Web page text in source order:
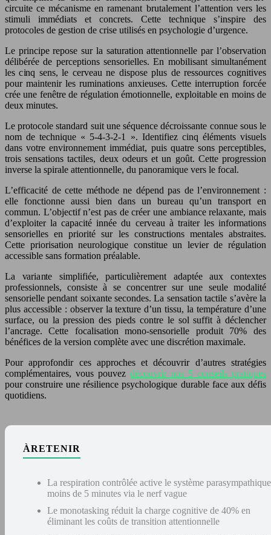
circuite ce mécanisme en ramenant brutalement l’attention vers les
stimuli immédiats et concrets. Cette technique s’inspire des
protocoles de gestion de crise utilisés en psychologie d’urgence.
Le principe repose sur la saturation attentionnelle par l’observation
délibérée de perceptions sensorielles. En mobilisant simultanément
les cinq sens, le cerveau ne dispose plus de ressources cognitives
pour maintenir les ruminations anxieuses. Cette interruption forcée
crée une fenêtre de régulation émotionnelle, exploitable en moins de
deux minutes.
Le protocole standard suit une séquence décroissante connue sous le
nom de technique « 5-4-3-2-1 ». Identifiez cinq éléments visuels
dans votre environnement immédiat, puis quatre sons perceptibles,
trois sensations tactiles, deux odeurs et un goût. Cette progression
inverse la spirale attentionnelle, du panoramique vers le focal.
L’efficacité de cette méthode ne dépend pas de l’environnement :
elle fonctionne aussi bien dans un bureau qu’un transport en
commun. L’objectif n’est pas de créer une ambiance relaxante, mais
d’exploiter la capacité innée du cerveau à traiter les informations
sensorielles en priorité sur les constructions mentales abstraites.
Cette priorisation neurologique constitue un levier de régulation
accessible sans formation préalable.
La variante simplifiée, particulièrement adaptée aux contextes
professionnels, consiste à se concentrer sur une seule modalité
sensorielle pendant soixante secondes. La sensation tactile s’avère la
plus accessible : observer la texture d’un tissu, la température d’une
surface, ou la pression des pieds contre le sol suffit à déclencher
l’ancrage. Cette focalisation mono-sensorielle produit 70% des
bénéfices de la version complète avec une discrétion maximale.
Pour approfondir ces approches et découvrir d’autres stratégies
complémentaires, vous pouvez découvrir nos 5 conseils pratiques
pour construire une résilience psychologique durable face aux défis
quotidiens.
À RETENIR
La respiration contrôlée active le système
moins de 5 minutes via le nerf vague
Le monotasking réduit la charge cognitive de 40% en
éliminant les coûts de transition attentionnelle